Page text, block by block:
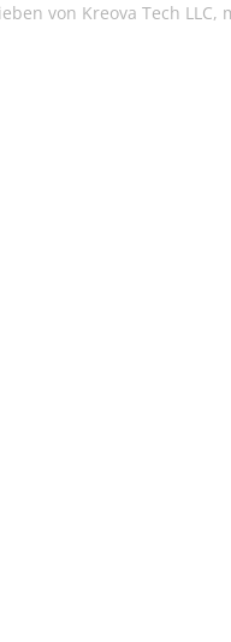
von Kreova Tech